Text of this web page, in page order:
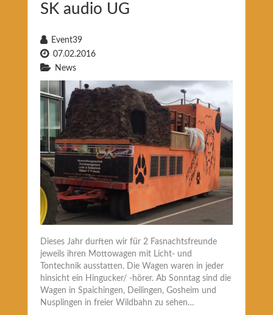
SK audio UG
Event39
07.02.2016
News
Dieses Jahr durften wir für 2 Fasnachtsfreunde
jeweils ihren Mottowagen mit Licht- und
Tontechnik ausstatten. Die Wagen waren in jeder
hinsicht ein Hingucker/ -hörer. Ab Sonntag sind die
Wagen in Spaichingen, Deilingen, Gosheim und
Nusplingen in freier Wildbahn zu sehen…